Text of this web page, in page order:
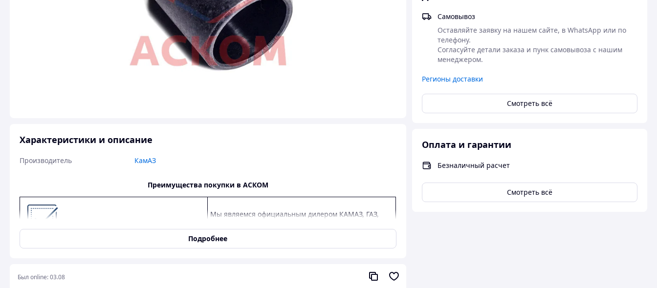
Самовывоз
Оставляйте заявку на нашем сайте, в WhatsApp или по
телефону.
Согласуйте детали заказа и пунк самовывоза с нашим
менеджером.
Регионы доставки
Смотреть всё
Оплата и гарантии
Безналичный расчет
Смотреть всё
Характеристики и описание
Производитель КамАЗ
Преимущества покупки в АСКОМ
Мы являемся официальным дилером КАМАЗ, ГАЗ,
Подробнее
Был online:03.08